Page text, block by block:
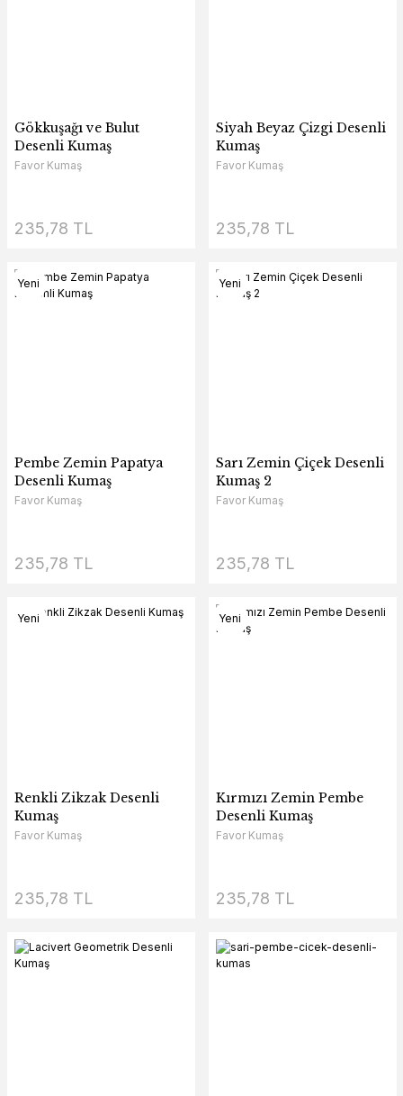
Gökkuşağı ve Bulut
Desenli Kumaş
Favor Kumaş
235,78 TL
Siyah Beyaz Çizgi Desenli
Kumaş
Favor Kumaş
235,78 TL
Yeni
Pembe Zemin Papatya
Desenli Kumaş
Favor Kumaş
235,78 TL
Yeni
Sarı Zemin Çiçek Desenli
Kumaş 2
Favor Kumaş
235,78 TL
Yeni
Renkli Zikzak Desenli
Kumaş
Favor Kumaş
235,78 TL
Yeni
Kırmızı Zemin Pembe
Desenli Kumaş
Favor Kumaş
235,78 TL